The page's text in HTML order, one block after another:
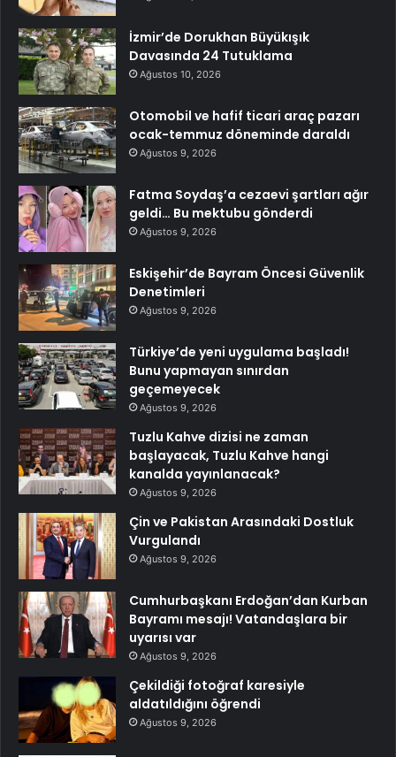
İzmir’de Dorukhan Büyükışık
Davasında 24 Tutuklama
Ağustos 10, 2026
Otomobil ve hafif ticari araç pazarı
ocak-temmuz döneminde daraldı
Ağustos 9, 2026
Fatma Soydaş’a cezaevi şartları ağır
geldi… Bu mektubu gönderdi
Ağustos 9, 2026
Eskişehir’de Bayram Öncesi Güvenlik
Denetimleri
Ağustos 9, 2026
Türkiye’de yeni uygulama başladı!
Bunu yapmayan sınırdan
geçemeyecek
Ağustos 9, 2026
Tuzlu Kahve dizisi ne zaman
başlayacak, Tuzlu Kahve hangi
kanalda yayınlanacak?
Ağustos 9, 2026
Çin ve Pakistan Arasındaki Dostluk
Vurgulandı
Ağustos 9, 2026
Cumhurbaşkanı Erdoğan’dan Kurban
Bayramı mesajı! Vatandaşlara bir
uyarısı var
Ağustos 9, 2026
Çekildiği fotoğraf karesiyle
aldatıldığını öğrendi
Ağustos 9, 2026